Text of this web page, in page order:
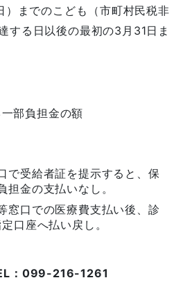
）までのこども（市町村民税非
する日以後の最初の3月31日ま
部負担金の額
で受給者証を提示すると、保
担金の支払いなし。
窓口での医療費支払い後、診
口座へ払い戻し。
：099-216-1261